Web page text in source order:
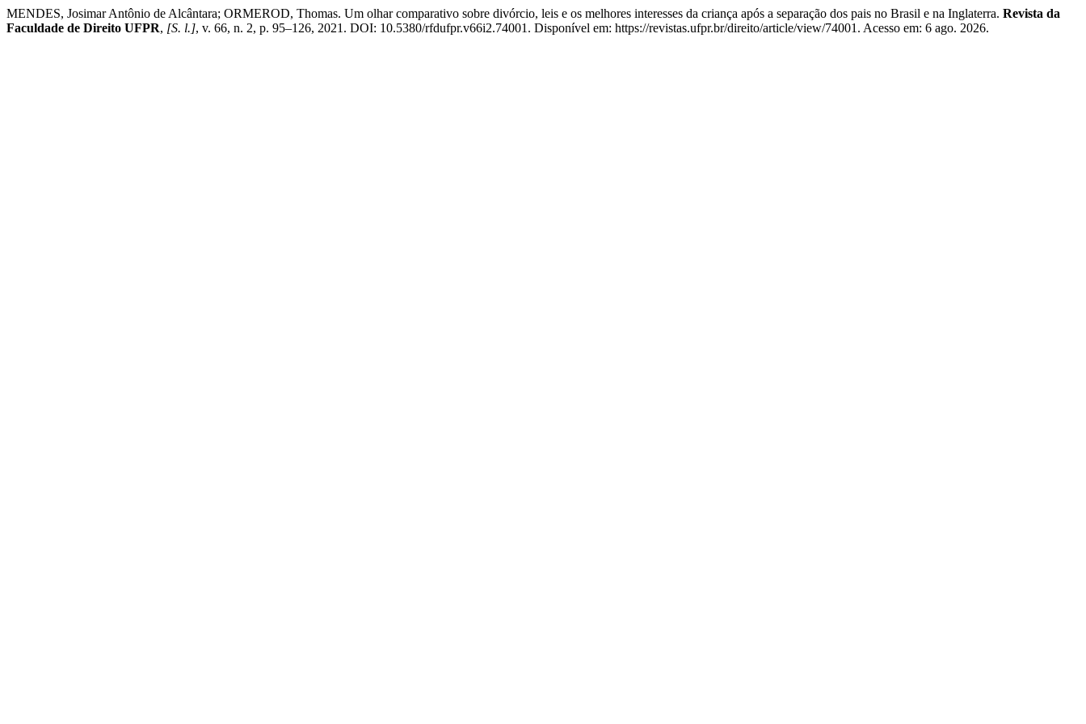
MENDES, Josimar Antônio de Alcântara; ORMEROD, Thomas. Um olhar comparativo sobre divórcio, leis e os melhores interesses da criança após a separação dos pais no Brasil e na Inglaterra. Revista da
Faculdade de Direito UFPR, [S. l.], v. 66, n. 2, p. 95–126, 2021. DOI: 10.5380/rfdufpr.v66i2.74001. Disponível em: https://revistas.ufpr.br/direito/article/view/74001. Acesso em: 6 ago. 2026.